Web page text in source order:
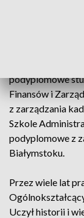
podyplomowe
Finansów i
z zarządzania
Szkole
podyplomowe z
Białymstoku.
Przez wiele lat
Uczył historii i